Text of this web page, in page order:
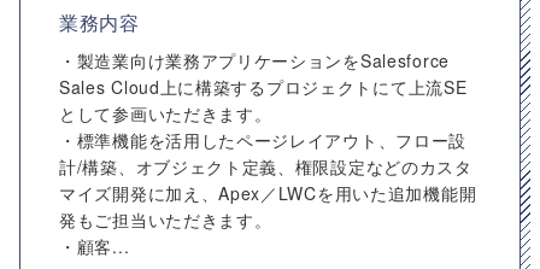
業務内容
・製造業向け業務アプリケーションをSalesforce
Sales Cloud上に構築するプロジェクトにて上流SE
として参画いただきます。
・標準機能を活用したページレイアウト、フロー設
計/構築、オブジェクト定義、権限設定などのカスタ
マイズ開発に加え、Apex／LWCを用いた追加機能開
発もご担当いただきます。
・顧客...